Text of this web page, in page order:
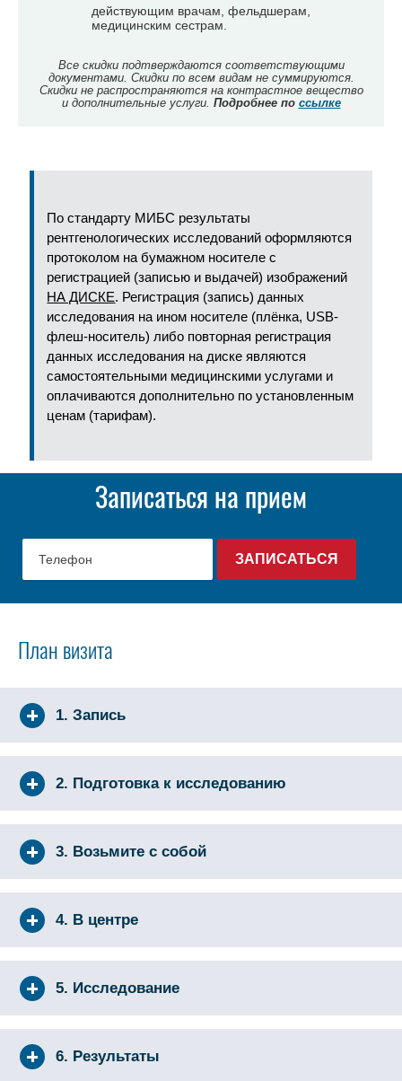
действующим врачам, фельдшерам,
медицинским сестрам.
Все скидки подтверждаются соответствующими
документами. Скидки по всем видам не суммируются.
Скидки не распространяются на контрастное вещество
и дополнительные услуги. Подробнее по ссылке
По стандарту МИБС результаты
рентгенологических исследований оформляются
протоколом на бумажном носителе с
регистрацией (записью и выдачей) изображений
НА ДИСКЕ. Регистрация (запись) данных
исследования на ином носителе (плёнка, USB-
флеш-носитель) либо повторная регистрация
данных исследования на диске являются
самостоятельными медицинскими услугами и
оплачиваются дополнительно по установленным
ценам (тарифам).
Записаться на прием
План визита
1. Запись
2. Подготовка к исследованию
3. Возьмите с собой
4. В центре
5. Исследование
6. Результаты